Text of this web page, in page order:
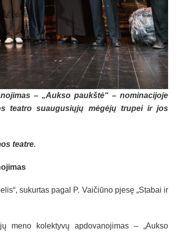
– „Aukso paukštė“ – nominacijoje
teatro suaugusiųjų mėgėjų trupei ir jos
teatre.
sukurtas pagal P. Vaičiūno pjesę „Stabai ir
meno kolektyvų apdovanojimas – „Aukso